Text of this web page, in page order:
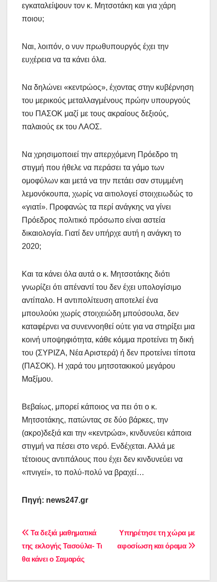
εγκαταλείψουν τον κ. Μητσοτάκη και για χάρη
ποιου;
Ναι, λοιπόν, ο νυν πρωθυπουργός έχει την
ευχέρεια να τα κάνει όλα.
Να δηλώνει «κεντρώος», έχοντας στην κυβέρνηση
του μερικούς μεταλλαγμένους πρώην υπουργούς
του ΠΑΣΟΚ μαζί με τους ακραίους δεξιούς,
παλαιούς εκ του ΛΑΟΣ.
Να χρησιμοποιεί την απερχόμενη Πρόεδρο τη
στιγμή που ήθελε να περάσει τα γάμο των
ομοφύλων και μετά να την πετάει σαν στυμμένη
λεμονόκουπα, χωρίς να αιτιολογεί στοιχειωδώς το
«γιατί». Προφανώς τα περί ανάγκης να γίνει
Πρόεδρος πολιτικό πρόσωπο είναι αστεία
δικαιολογία. Γιατί δεν υπήρχε αυτή η ανάγκη το
2020;
Και τα κάνει όλα αυτά ο κ. Μητσοτάκης διότι
γνωρίζει ότι απέναντί του δεν έχει υπολογίσιμο
αντίπαλο. Η αντιπολίτευση αποτελεί ένα
μπουλούκι χωρίς στοιχειώδη μπούσουλα, δεν
καταφέρνει να συνεννοηθεί ούτε για να στηρίξει μια
κοινή υποψηφιότητα, κάθε κόμμα προτείνει τη δική
του (ΣΥΡΙΖΑ, Νέα Αριστερά) ή δεν προτείνει τίποτα
(ΠΑΣΟΚ). Η χαρά του μητσοτακικού μεγάρου
Μαξίμου.
Βεβαίως, μπορεί κάποιος να πει ότι ο κ.
Μητσοτάκης, πατώντας σε δύο βάρκες, την
(ακρο)δεξιά και την «κεντρώα», κινδυνεύει κάποια
στιγμή να πέσει στο νερό. Ενδέχεται. Αλλά με
τέτοιους αντιπάλους που έχει δεν κινδυνεύει να
«πνιγεί», το πολύ-πολύ να βραχεί…
Πηγή: news247.gr
Πλοήγηση
άρθρων
Υπηρέτησε τη χώρα με
αφοσίωση και όραμα
Τα δεξιά μαθηματικά
της εκλογής Τασούλα- Τι
θα κάνει ο Σαμαράς